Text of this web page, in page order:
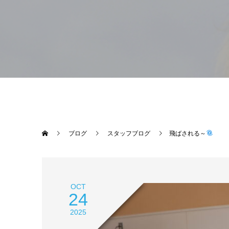
ブログ スタッフブログ 飛ばされる～
OCT
24
2025